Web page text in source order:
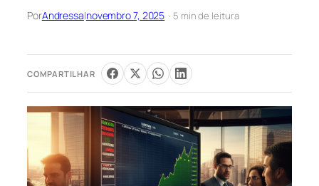
PorAndressa|novembro 7, 2025 · 5 min de leitura
COMPARTILHAR